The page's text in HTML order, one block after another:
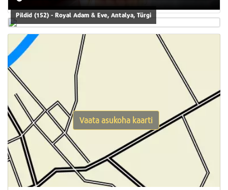
Pildid (152) - Royal Adam & Eve, Antalya, Türgi
Vaata asukoha kaarti